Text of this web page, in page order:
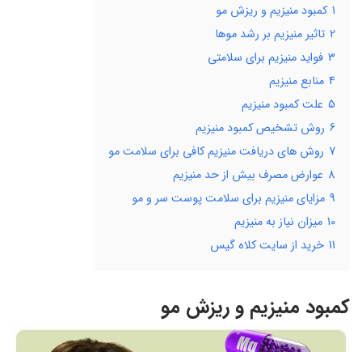
1 کمبود منیزیم و ریزش مو
2 تاثیر منیزیم بر رشد موها
3 فواید منیزیم برای سلامتی
4 منابع منیزیم
5 علت کمبود منیزیم
6 روش تشخیص کمبود منیزیم
7 روش های دریافت منیزیم کافی برای سلامت مو
8 عوارض مصرف بیش از حد منیزیم
9 مزایای منیزیم برای سلامت پوست سر و مو
10 میزان نیاز به منیزیم
11 خرید از سایت کلاه گیس
کمبود منیزیم و ریزش مو